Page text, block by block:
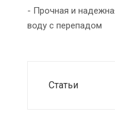
- Прочная и
воду с перепадом
Статьи